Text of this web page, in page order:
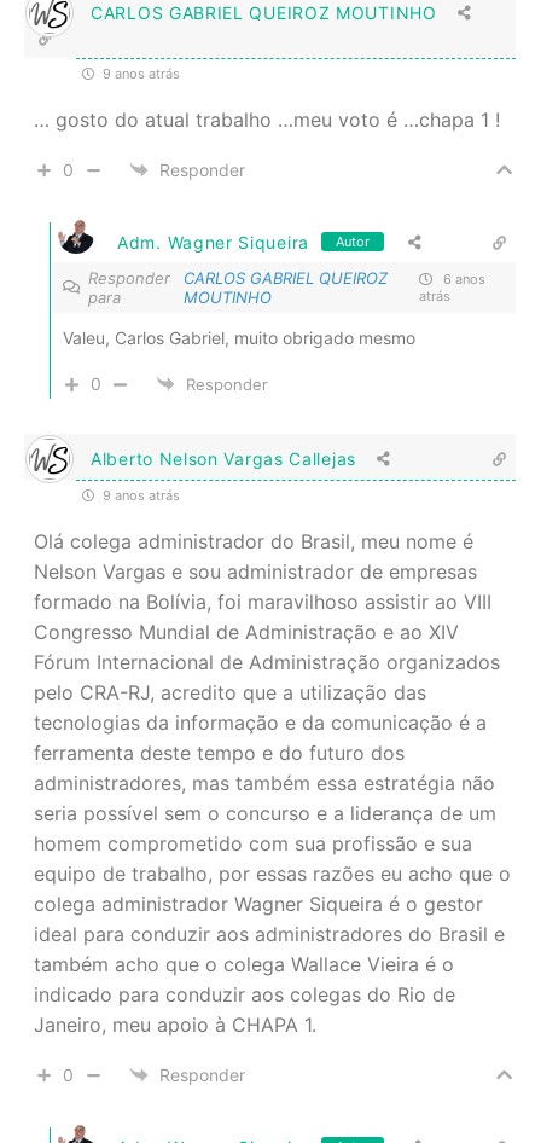
CARLOS GABRIEL QUEIROZ MOUTINHO
9 anos atrás
… gosto do atual trabalho …meu voto é …chapa 1 !
0 Responder
Adm. Wagner Siqueira Autor
Responder
para
CARLOS GABRIEL QUEIROZ
MOUTINHO
6 anos
atrás
Valeu, Carlos Gabriel, muito obrigado mesmo
0 Responder
Alberto Nelson Vargas Callejas
9 anos atrás
Olá colega administrador do Brasil, meu nome é
Nelson Vargas e sou administrador de empresas
formado na Bolívia, foi maravilhoso assistir ao VIII
Congresso Mundial de Administração e ao XIV
Fórum Internacional de Administração organizados
pelo CRA-RJ, acredito que a utilização das
tecnologias da informação e da comunicação é a
ferramenta deste tempo e do futuro dos
administradores, mas também essa estratégia não
seria possível sem o concurso e a liderança de um
homem comprometido com sua profissão e sua
equipo de trabalho, por essas razões eu acho que o
colega administrador Wagner Siqueira é o gestor
ideal para conduzir aos administradores do Brasil e
também acho que o colega Wallace Vieira é o
indicado para conduzir aos colegas do Rio de
Janeiro, meu apoio à CHAPA 1.
0 Responder